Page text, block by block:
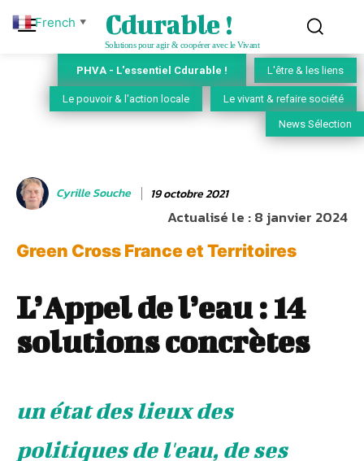
Cdurable !
Solutions pour agir & coopérer avec le Vivant
PHVA - L'essentiel Cdurable ! L'être & les liens
Le pouvoir & l'action locale Le vivant & refaire société
News Sélection
Cyrille Souche 19 octobre 2021
Actualisé le :8 janvier 2024
Green Cross France et Territoires
L’Appel de l’eau : 14
solutions concrètes
un état des lieux des
politiques de l'eau, de ses
French ▼